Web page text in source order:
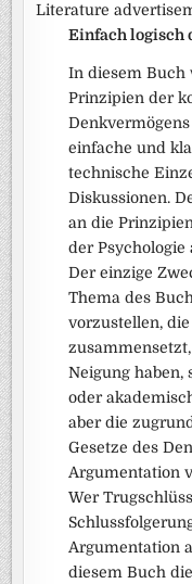
Literature
Einfach logisch
In diesem Buch
Prinzipien der
einfache und
technische
Diskussionen.
an die
der
Der einzige
Thema des
vorzustellen,
Neigung haben,
oder
aber die
Gesetze des
Argumentation
Wer
Argumentation
diesem Buch